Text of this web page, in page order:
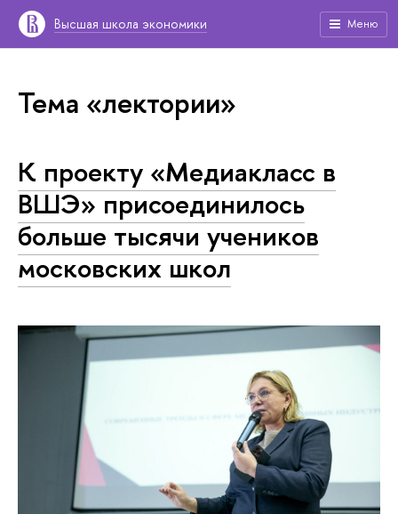
Высшая школа экономики Меню
Тема «лектории»
К проекту «Медиакласс в
ВШЭ» присоединилось
больше тысячи учеников
московских школ